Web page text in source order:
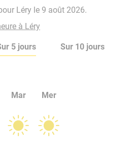
Léry le 9 août 2026.
à Léry
5 jours Sur 10 jours
Mar Mer